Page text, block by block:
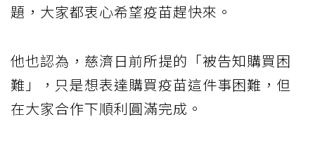
題，大家都衷心希望疫苗趕快來。
他也認為，慈濟日前所提的「被告知購買困
難」，只是想表達購買疫苗這件事困難，但
在大家合作下順利圓滿完成。